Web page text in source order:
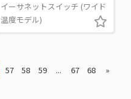
イーサネットスイッチ (ワイド
温度モデル)
57 58 59 ... 67 68 »